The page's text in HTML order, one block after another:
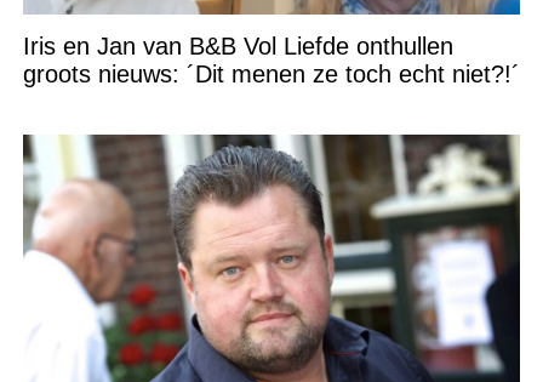
Iris en Jan van B&B Vol Liefde onthullen
groots nieuws: ´Dit menen ze toch echt niet?!´